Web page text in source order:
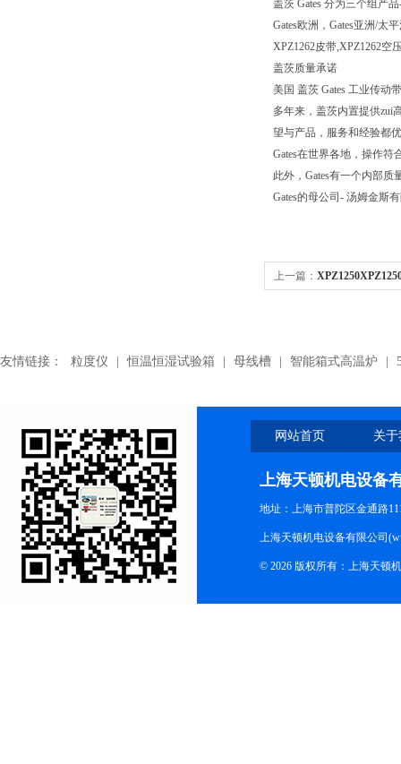
盖茨 Gates 分为三个组产
Gates欧洲，Gates亚洲/太
XPZ1262皮带,XPZ1262空
盖茨质量承诺
美国 盖茨 Gates 工业传动
多年来，盖茨内置提供zui
望与产品，服务和经验都
Gates在世界各地，操作符
此外，Gates有一个内部
Gates的母公司- 汤姆金斯
上一篇：
友情链接： 粒度仪 恒温恒湿试验箱 母线槽 智能箱式高温炉
网站首页 关
上海天顿机电设备
地址：上海市普陀区金通路
上海天顿机电设备有限公司
© 2026 版权所有：上海天顿